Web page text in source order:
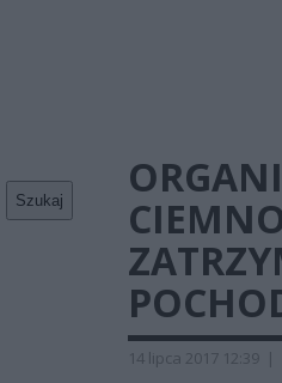
Szukaj
14 lipca 2017 12:39 |